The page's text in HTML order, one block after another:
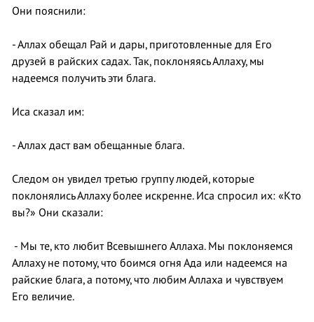
Они пояснили:
- Аллах обещал Рай и дары, приготовленные для Его
друзей в райских садах. Так, поклоняясь Аллаху, мы
надеемся получить эти блага.
Иса сказал им:
- Аллах даст вам обещанные блага.
Следом он увидел третью группу людей, которые
поклонялись Аллаху более искренне. Иса спросил их: «Кто
вы?» Они сказали:
- Мы те, кто любит Всевышнего Аллаха. Мы поклоняемся
Аллаху не потому, что боимся огня Ада или надеемся на
райские блага, а потому, что любим Аллаха и чувствуем
Его величие.